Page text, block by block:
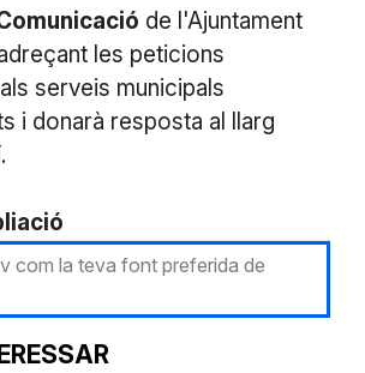
de l'Ajuntament
les peticions
serveis municipals
i donarà resposta al llarg
com la teva font preferida de